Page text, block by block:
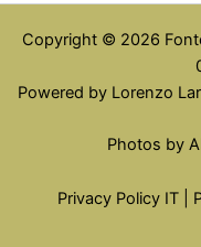
Copyright © 2026
Powered by Lorenzo
Photos by
Privacy Policy IT|